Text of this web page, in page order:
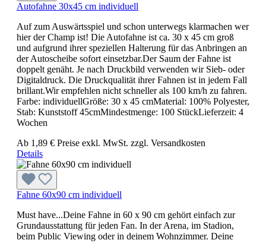
Autofahne 30x45 cm individuell
Auf zum Auswärtsspiel und schon unterwegs klarmachen wer
hier der Champ ist! Die Autofahne ist ca. 30 x 45 cm groß
und aufgrund ihrer speziellen Halterung für das Anbringen an
der Autoscheibe sofort einsetzbar.Der Saum der Fahne ist
doppelt genäht. Je nach Druckbild verwenden wir Sieb- oder
Digitaldruck. Die Druckqualität ihrer Fahnen ist in jedem Fall
brillant.Wir empfehlen nicht schneller als 100 km/h zu fahren.
Farbe: individuellGröße: 30 x 45 cmMaterial: 100% Polyester,
Stab: Kunststoff 45cmMindestmenge: 100 StückLieferzeit: 4
Wochen
Ab 1,89 € Preise exkl. MwSt. zzgl. Versandkosten
Details
Fahne 60x90 cm individuell
Must have...Deine Fahne in 60 x 90 cm gehört einfach zur
Grundausstattung für jeden Fan. In der Arena, im Stadion,
beim Public Viewing oder in deinem Wohnzimmer. Deine